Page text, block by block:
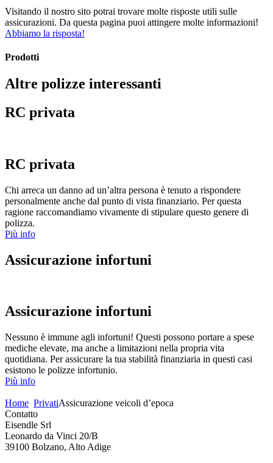
Visitando il nostro sito potrai trovare molte risposte utili sulle
assicurazioni. Da questa pagina puoi attingere molte informazioni!
Abbiamo la risposta!
Prodotti
Altre polizze interessanti
RC privata
RC privata
Chi arreca un danno ad un’altra persona è tenuto a rispondere
personalmente anche dal punto di vista finanziario. Per questa
ragione raccomandiamo vivamente di stipulare questo genere di
polizza.
Più info
Assicurazione infortuni
Assicurazione infortuni
Nessuno è immune agli infortuni! Questi possono portare a spese
mediche elevate, ma anche a limitazioni nella propria vita
quotidiana. Per assicurare la tua stabilità finanziaria in questi casi
esistono le polizze infortunio.
Più info
Home PrivatiAssicurazione veicoli d’epoca
Contatto
Eisendle Srl
Leonardo da Vinci 20/B
39100 Bolzano, Alto Adige